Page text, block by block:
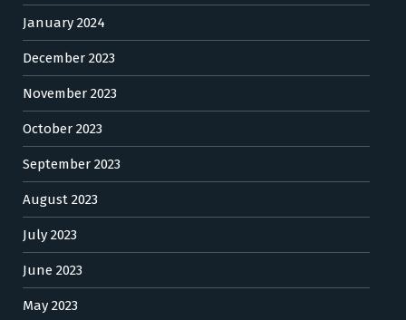
January 2024
December 2023
November 2023
October 2023
September 2023
August 2023
July 2023
June 2023
May 2023